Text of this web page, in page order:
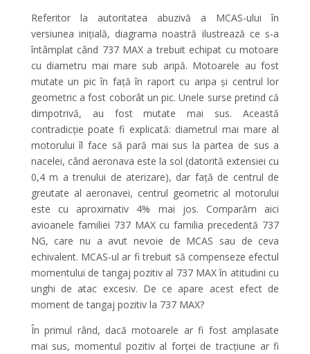
Referitor la autoritatea abuzivă a MCAS-ului în
versiunea inițială, diagrama noastră ilustrează ce s-a
întâmplat când 737 MAX a trebuit echipat cu motoare
cu diametru mai mare sub aripă. Motoarele au fost
mutate un pic în față în raport cu aripa și centrul lor
geometric a fost coborât un pic. Unele surse pretind că
dimpotrivă, au fost mutate mai sus. Această
contradicție poate fi explicată: diametrul mai mare al
motorului îl face să pară mai sus la partea de sus a
nacelei, când aeronava este la sol (datorită extensiei cu
0,4 m a trenului de aterizare), dar față de centrul de
greutate al aeronavei, centrul geometric al motorului
este cu aproximativ 4% mai jos. Comparăm aici
avioanele familiei 737 MAX cu familia precedentă 737
NG, care nu a avut nevoie de MCAS sau de ceva
echivalent. MCAS-ul ar fi trebuit să compenseze efectul
momentului de tangaj pozitiv al 737 MAX în atitudini cu
unghi de atac excesiv. De ce apare acest efect de
moment de tangaj pozitiv la 737 MAX?
În primul rând, dacă motoarele ar fi fost amplasate
mai sus, momentul pozitiv al forței de tracțiune ar fi